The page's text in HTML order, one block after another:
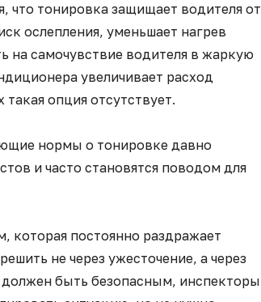
что тонировка защищает водителя от
ослепления, уменьшает нагрев
на самочувствие водителя в жаркую
увеличивает расход
опция отсутствует.
нормы о тонировке давно
и часто становятся поводом для
которая постоянно раздражает
не через ужесточение, а через
быть безопасным, инспекторы